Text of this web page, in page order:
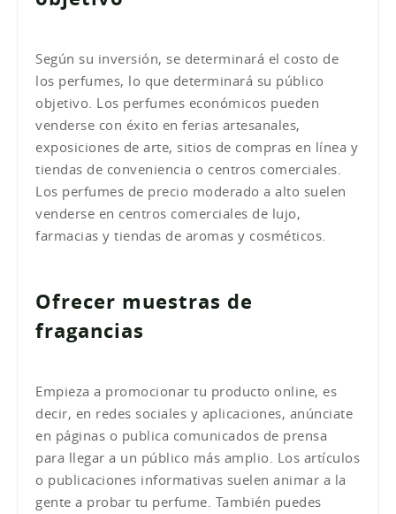
Según su inversión, se determinará el costo de
los perfumes, lo que determinará su público
objetivo. Los perfumes económicos pueden
venderse con éxito en ferias artesanales,
exposiciones de arte, sitios de compras en línea y
tiendas de conveniencia o centros comerciales.
Los perfumes de precio moderado a alto suelen
venderse en centros comerciales de lujo,
farmacias y tiendas de aromas y cosméticos.
Ofrecer muestras de
fragancias
Empieza a promocionar tu producto online, es
decir, en redes sociales y aplicaciones, anúnciate
en páginas o publica comunicados de prensa
para llegar a un público más amplio. Los artículos
o publicaciones informativas suelen animar a la
gente a probar tu perfume. También puedes